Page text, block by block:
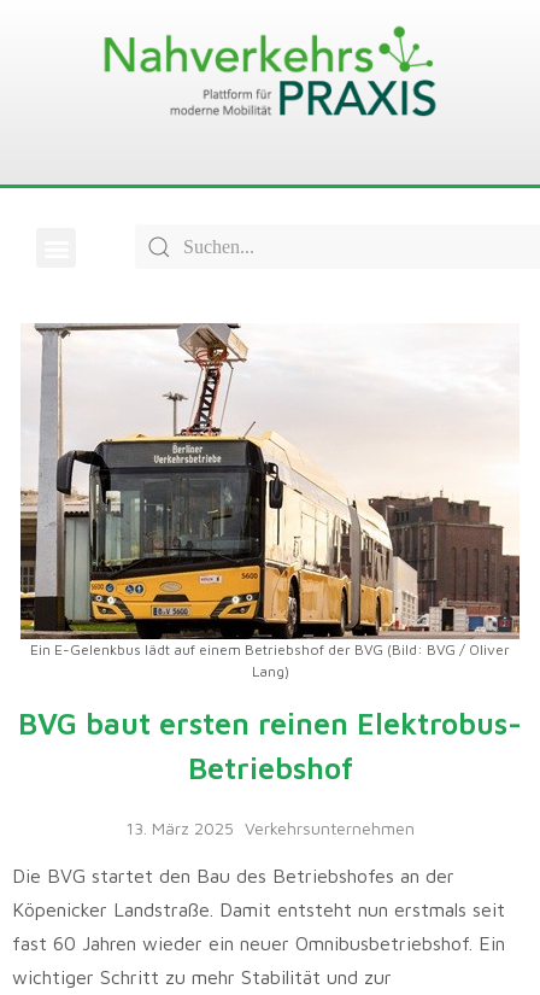
Ein E-Gelenkbus lädt auf einem Betriebshof der BVG (Bild: BVG / Oliver
Lang)
BVG baut ersten reinen Elektrobus-
Betriebshof
13. März 2025 Verkehrsunternehmen
Die BVG startet den Bau des Betriebshofes an der
Köpenicker Landstraße. Damit entsteht nun erstmals seit
fast 60 Jahren wieder ein neuer Omnibusbetriebshof. Ein
wichtiger Schritt zu mehr Stabilität und zur